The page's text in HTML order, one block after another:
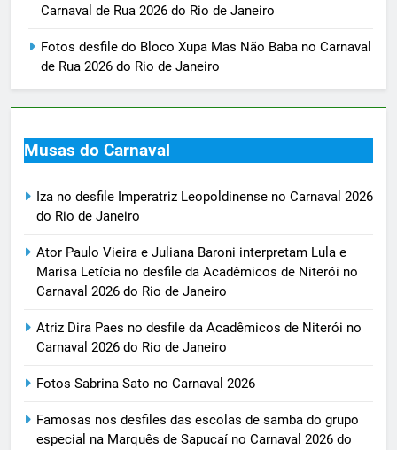
Carnaval de Rua 2026 do Rio de Janeiro
Fotos desfile do Bloco Xupa Mas Não Baba no Carnaval
de Rua 2026 do Rio de Janeiro
Musas do Carnaval
Iza no desfile Imperatriz Leopoldinense no Carnaval 2026
do Rio de Janeiro
Ator Paulo Vieira e Juliana Baroni interpretam Lula e
Marisa Letícia no desfile da Acadêmicos de Niterói no
Carnaval 2026 do Rio de Janeiro
Atriz Dira Paes no desfile da Acadêmicos de Niterói no
Carnaval 2026 do Rio de Janeiro
Fotos Sabrina Sato no Carnaval 2026
Famosas nos desfiles das escolas de samba do grupo
especial na Marquês de Sapucaí no Carnaval 2026 do